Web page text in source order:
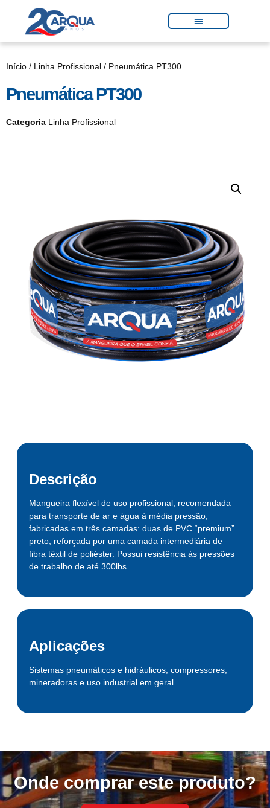
Início / Linha Profissional / Pneumática PT300
Pneumática PT300
Categoria Linha Profissional
Descrição
Mangueira flexível de uso profissional, recomendada
para transporte de ar e água à média pressão,
fabricadas em três camadas: duas de PVC “premium”
preto, reforçada por uma camada intermediária de
fibra têxtil de poliéster. Possui resistência às pressões
de trabalho de até 300lbs.
Aplicações
Sistemas pneumáticos e hidráulicos; compressores,
mineradoras e uso industrial em geral.
Onde comprar este produto?